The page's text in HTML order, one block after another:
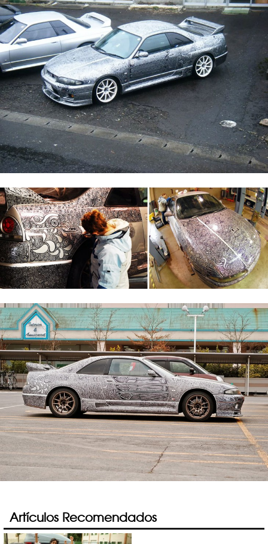
Artículos Recomendados